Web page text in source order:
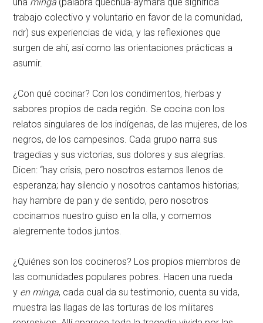
trabajo colectivo y voluntario en favor de la comunidad,
ndr) sus experiencias de vida, y las reflexiones que
surgen de ahí, así como las orientaciones prácticas a
asumir.
¿Con qué cocinar? Con los condimentos, hierbas y
sabores propios de cada región. Se cocina con los
relatos singulares de los indígenas, de las mujeres, de los
negros, de los campesinos. Cada grupo narra sus
tragedias y sus victorias, sus dolores y sus alegrías.
Dicen: “hay crisis, pero nosotros estamos llenos de
esperanza; hay silencio y nosotros cantamos historias;
hay hambre de pan y de sentido, pero nosotros
cocinamos nuestro guiso en la olla, y comemos
alegremente todos juntos.
¿Quiénes son los cocineros? Los propios miembros de
las comunidades populares pobres. Hacen una rueda
y en minga, cada cual da su testimonio, cuenta su vida,
muestra las llagas de las torturas de los militares